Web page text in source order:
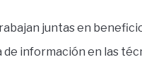
juntas en
información en las